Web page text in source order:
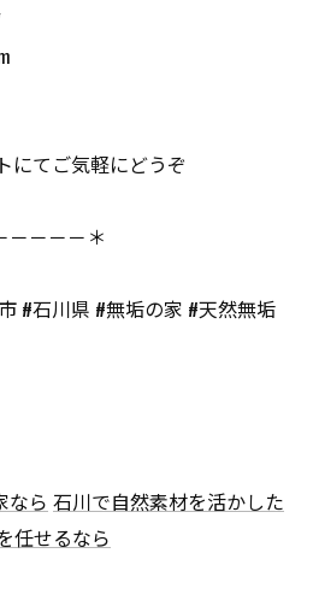
にてご気軽にどうぞ
－－－－＊
#石川県 #無垢の家 #天然無垢
なら 石川で自然素材を活かした
任せるなら